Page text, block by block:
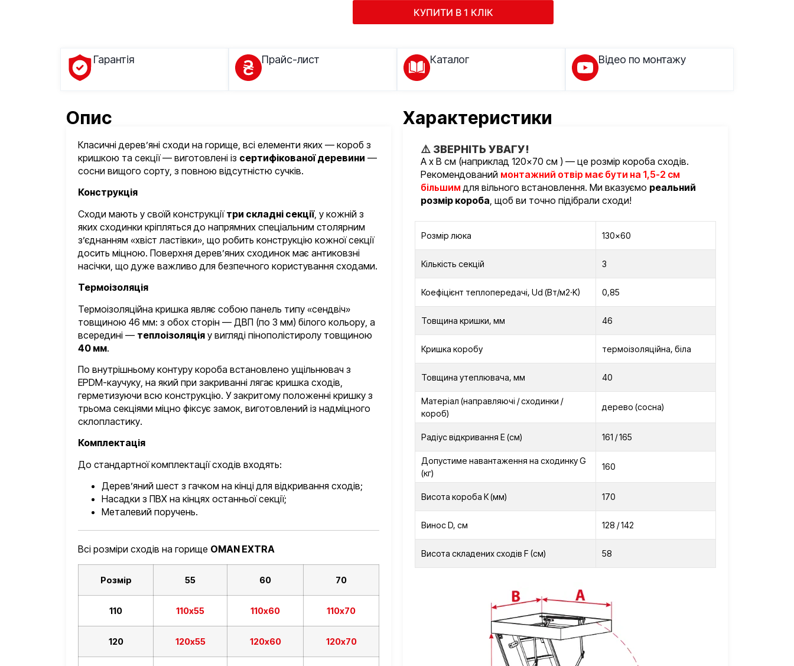
КУПИТИ В 1 КЛІК
Гарантія Прайс-лист Каталог Відео по монтажу
Опис
Класичні дерев’яні сходи на горище, всі елементи яких — короб з
кришкою та секції — виготовлені із сертифікованої деревини —
сосни вищого сорту, з повною відсутністю сучків.
Конструкція
Сходи мають у своїй конструкції три складні секції, у кожній з
яких сходинки кріпляться до напрямних спеціальним столярним
з’єднанням «хвіст ластівки», що робить конструкцію кожної секції
досить міцною. Поверхня дерев’яних сходинок має антиковзні
насічки, що дуже важливо для безпечного користування сходами.
Термоізоляція
Термоізоляційна кришка являє собою панель типу «сендвіч»
товщиною 46 мм: з обох сторін — ДВП (по 3 мм) білого кольору, а
всередині — теплоізоляція у вигляді пінополістиролу товщиною
40 мм.
По внутрішньому контуру короба встановлено ущільнювач з
EPDM-каучуку, на який при закриванні лягає кришка сходів,
герметизуючи всю конструкцію. У закритому положенні кришку з
трьома секціями міцно фіксує замок, виготовлений із надміцного
склопластику.
Комплектація
До стандартної комплектації сходів входять:
Дерев’яний шест з гачком на кінці для відкривання сходів;
Насадки з ПВХ на кінцях останньої секції;
Металевий поручень.
Всі розміри сходів на горище OMAN EXTRA
Розмір 55 60 70
110 110х55 110х60 110х70
120 120х55 120х60 120х70
Характеристики
⚠️ ЗВЕРНІТЬ УВАГУ!
А х В см (наприклад 120×70 см ) — це розмір короба сходів.
Рекомендований монтажний отвір має бути на 1,5-2 см
більшимдля вільного встановлення. Ми вказуємо реальний
розмір короба, щоб ви точно підібрали сходи!
Розмір люка 130×60
Кількість секцій 3
Коефіцієнт теплопередачі, Ud (Вт/м2·K) 0,85
Товщина кришки, мм 46
Кришка коробу термоізоляційна, біла
Товщина утеплювача, мм 40
Матеріал (направляючі / сходинки /
короб)
дерево (сосна)
Радіус відкривання Е (см) 161 / 165
Допустиме навантаження на сходинку G
(кг)
160
Висота короба К (мм) 170
Винос D, см 128 / 142
Висота складених сходів F (см) 58